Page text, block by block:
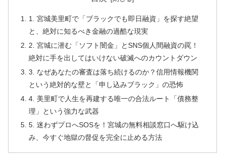
1. 宮城美里町で「ブラックでも即日融資」を探す絶望
と、絶対に知るべき金融の過酷な現実
2. 宮城に潜む「ソフト闇金」とSNS個人間融資の罠！
絶対に手を出してはいけない破滅へのカウントダウン
3. なぜあなたの審査は落ち続けるのか？信用情報機関
という絶対的な壁と「申し込みブラック」の恐怖
4. 美里町で人生を再建する唯一の合法ルート「債務整
理」という強力な武器
5. 迷わずプロへSOSを！宮城の無料相談窓口へ駆け込
み、今すぐ地獄の督促を完全に止める方法